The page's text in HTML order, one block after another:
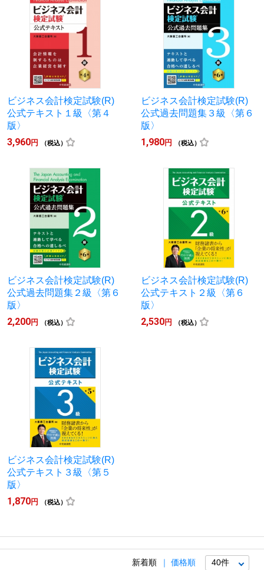
ビジネス会計検定試験(R)
公式テキスト１級〈第４
版〉
3,960円 （税込）
ビジネス会計検定試験(R)
公式過去問題集３級〈第６
版〉
1,980円 （税込）
ビジネス会計検定試験(R)
公式過去問題集２級〈第６
版〉
2,200円 （税込）
ビジネス会計検定試験(R)
公式テキスト２級〈第６
版〉
2,530円 （税込）
ビジネス会計検定試験(R)
公式テキスト３級〈第５
版〉
1,870円 （税込）
新着順 価格順